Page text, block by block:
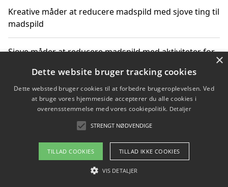
Kreative måder at reducere madspild med sjove ting til
madspild
Sjove måder at reducere madspild med aktiviteter for
Hvor finder jeg nemme måltidskasser i Vejle
Om / kontakt
Blog Betingelser
×
Dette website bruger tracking cookies
Dette websted bruger cookies til at forbedre brugeroplevelsen. Ved
at bruge vores hjemmeside accepterer du alle cookies i
overensstemmelse med vores cookiepolitik. Detaljer
STRENGT NØDVENDIGE
TILLAD COOKIES TILLAD IKKE COOKIES
VIS DETALJER